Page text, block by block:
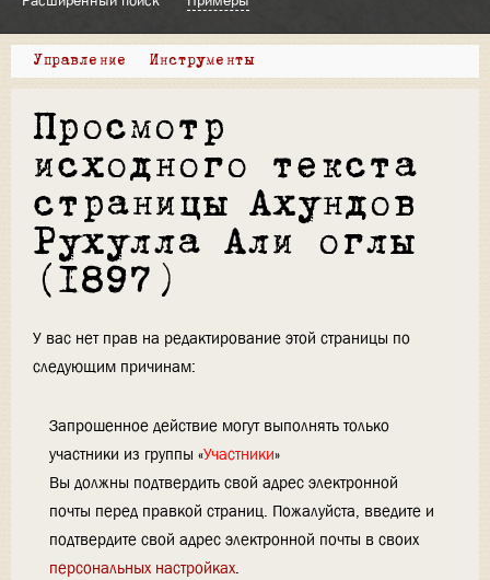
Управление Инструменты
Просмотр
исходного текста
страницы Ахундов
Рухулла Али оглы
(1897)
У вас нет прав на редактирование этой страницы по
следующим причинам:
Запрошенное действие могут выполнять только
участники из группы «Участники»
Вы должны подтвердить свой адрес электронной
почты перед правкой страниц. Пожалуйста, введите и
подтвердите свой адрес электронной почты в своих
персональных настройках.